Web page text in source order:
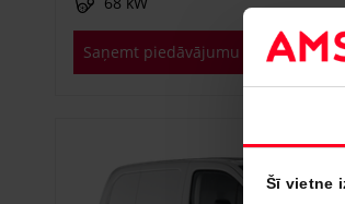
Šī vietne
Saņemt piedāvājumu